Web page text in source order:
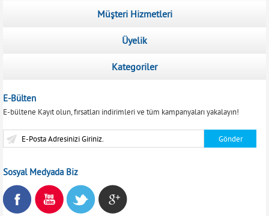
Müşteri Hizmetleri
Üyelik
Kategoriler
E-Bülten
E-bültene Kayıt olun, fırsatları indirimleri ve tüm kampanyaları yakalayın!
Sosyal Medyada Biz